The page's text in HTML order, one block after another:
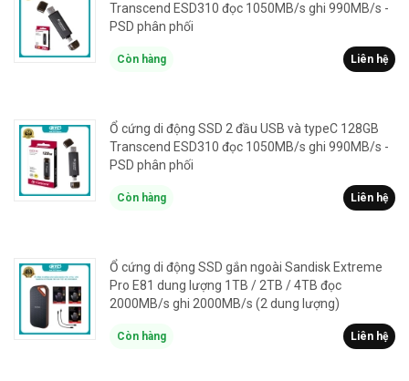
Transcend ESD310 đọc 1050MB/s ghi 990MB/s -
PSD phân phối
Còn hàng Liên hệ
Ổ cứng di động SSD 2 đầu USB và typeC 128GB
Transcend ESD310 đọc 1050MB/s ghi 990MB/s -
PSD phân phối
Còn hàng Liên hệ
Ổ cứng di động SSD gắn ngoài Sandisk Extreme
Pro E81 dung lượng 1TB / 2TB / 4TB đọc
2000MB/s ghi 2000MB/s (2 dung lượng)
Còn hàng Liên hệ